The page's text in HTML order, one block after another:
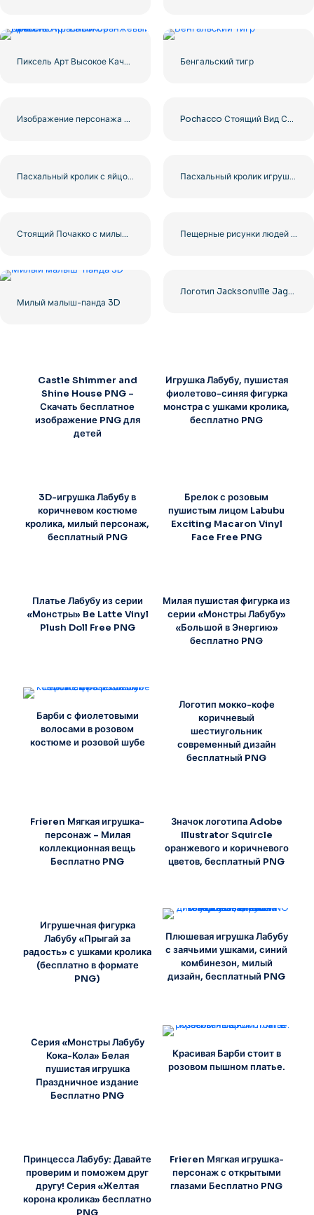
Пиксель Арт Высокое Качество Красный Оранжевый Дракон Бенгальский тигр
Изображение персонажа Stitch Smiling and Mahing Бесплатно PNG Pochacco Стоящий Вид Сзади Показывает Хвост – Бесплатная Загрузка PNG
Пасхальный кролик с яйцом Минималистская иллюстрация Бесплатно PNG Пасхальный кролик игрушка реалистичный 3D рендер бесплатно PNG
Стоящий Почакко с милыми лапками вместе в синей рубашке – Бесплатная загрузка изображения PNG Пещерные рисунки людей и животных бесплатно PNG
Милый малыш-панда 3D
Логотип Jacksonville Jaguars Sports Бесплатный PNG
Castle Shimmer and
Shine House PNG –
Скачать бесплатное
изображение PNG для
детей
Игрушка Лабубу, пушистая
фиолетово-синяя фигурка
монстра с ушками кролика,
бесплатно PNG
3D-игрушка Лабубу в
коричневом костюме
кролика, милый персонаж,
бесплатный PNG
Брелок с розовым
пушистым лицом Labubu
Exciting Macaron Vinyl
Face Free PNG
Платье Лабубу из серии
«Монстры» Be Latte Vinyl
Plush Doll Free PNG
Милая пушистая фигурка из
серии «Монстры Лабубу»
«Большой в Энергию»
бесплатно PNG
Барби с фиолетовыми
волосами в розовом
костюме и розовой шубе
Логотип мокко-кофе
коричневый
шестиугольник
современный дизайн
бесплатный PNG
Frieren Мягкая игрушка-
персонаж – Милая
коллекционная вещь
Бесплатно PNG
Значок логотипа Adobe
Illustrator Squircle
оранжевого и коричневого
цветов, бесплатный PNG
Игрушечная фигурка
Лабубу «Прыгай за
радость» с ушками кролика
(бесплатно в формате
PNG)
Плюшевая игрушка Лабубу
с заячьими ушками, синий
комбинезон, милый
дизайн, бесплатный PNG
Серия «Монстры Лабубу
Кока-Кола» Белая
пушистая игрушка
Праздничное издание
Бесплатно PNG
Красивая Барби стоит в
розовом пышном платье.
Принцесса Лабубу: Давайте
проверим и поможем друг
другу! Серия «Желтая
корона кролика» бесплатно
PNG
Frieren Мягкая игрушка-
персонаж с открытыми
глазами Бесплатно PNG